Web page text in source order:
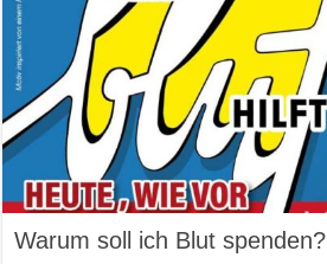
Warum soll ich Blut spenden?